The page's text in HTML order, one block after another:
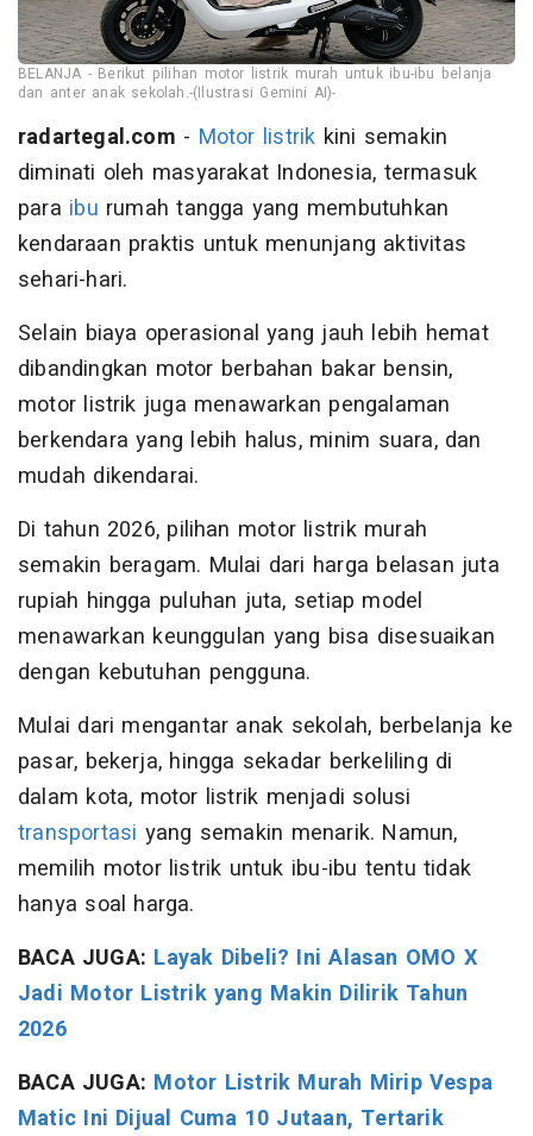
BELANJA - Berikut pilihan motor listrik murah untuk ibu-ibu belanja
dan anter anak sekolah.-(Ilustrasi Gemini AI)-
radartegal.com - Motor listrik kini semakin
diminati oleh masyarakat Indonesia, termasuk
para ibu rumah tangga yang membutuhkan
kendaraan praktis untuk menunjang aktivitas
sehari-hari.
Selain biaya operasional yang jauh lebih hemat
dibandingkan motor berbahan bakar bensin,
motor listrik juga menawarkan pengalaman
berkendara yang lebih halus, minim suara, dan
mudah dikendarai.
Di tahun 2026, pilihan motor listrik murah
semakin beragam. Mulai dari harga belasan juta
rupiah hingga puluhan juta, setiap model
menawarkan keunggulan yang bisa disesuaikan
dengan kebutuhan pengguna.
Mulai dari mengantar anak sekolah, berbelanja ke
pasar, bekerja, hingga sekadar berkeliling di
dalam kota, motor listrik menjadi solusi
transportasi yang semakin menarik. Namun,
memilih motor listrik untuk ibu-ibu tentu tidak
hanya soal harga.
BACA JUGA: Layak Dibeli? Ini Alasan OMO X
Jadi Motor Listrik yang Makin Dilirik Tahun
2026
BACA JUGA: Motor Listrik Murah Mirip Vespa
Matic Ini Dijual Cuma 10 Jutaan, Tertarik